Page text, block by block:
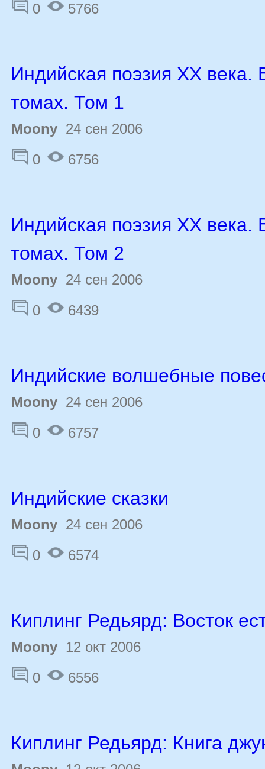
0
5766
Индийская поэзия ХХ века.
томах. Том 1
Moony 24 сен 2006
0
6756
Индийская поэзия ХХ века.
томах. Том 2
Moony 24 сен 2006
0
6439
Индийские волшебные
Moony 24 сен 2006
0
6757
Индийские сказки
Moony 24 сен 2006
0
6574
Киплинг Редьярд: Восток
Moony 12 окт 2006
0
6556
Киплинг Редьярд: Книга